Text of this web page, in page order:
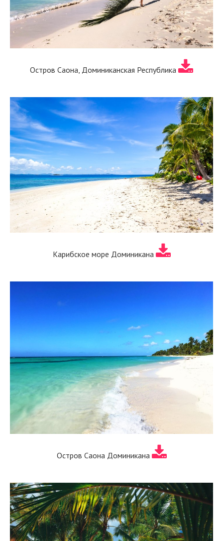
Остров Саона, Доминиканская Республика
Карибское море Доминикана
Остров Саона Доминикана